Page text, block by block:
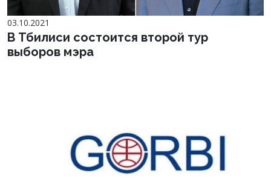
03.10.2021
В Тбилиси состоится второй тур
выборов мэра